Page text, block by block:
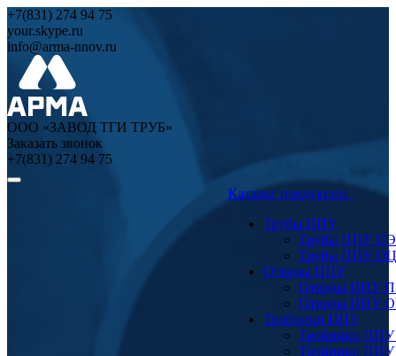
+7(831) 274 94 75
your.skype.ru
info@arma-nnov.ru
ООО «ЗАВОД ТГИ ТРУБ»
Заказать звонок
+7(831) 274 94 75
Каталог продукции
Трубы ППУ
Трубы ППУ ПЭ
Трубы ППУ ОЦ
Отводы ППУ
Отводы ППУ
Отводы ППУ
Тройники ППУ
Тройники
Тройники